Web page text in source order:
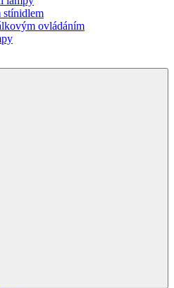
stínidlem
ovládáním